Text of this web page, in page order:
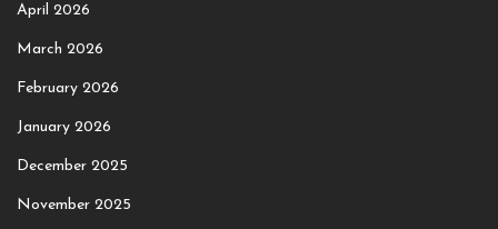
April 2026
March 2026
February 2026
January 2026
December 2025
November 2025